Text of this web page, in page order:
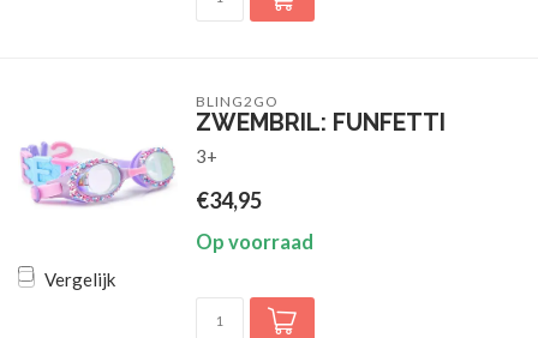
Vergelijk
BLING2GO
ZWEMBRIL: FUNFETTI
3+
€34,95
Op voorraad